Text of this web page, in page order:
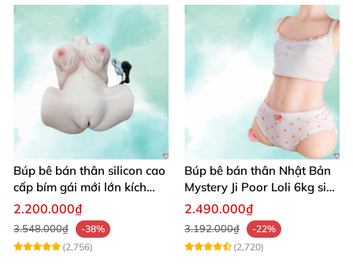
Búp bê bán thân silicon cao
cấp bím gái mới lớn kích
thích
2.200.000₫
3.548.000₫
-38%
(2,756)
Búp bê bán thân Nhật Bản
Mystery Ji Poor Loli 6kg siêu
thực giá tốt
2.490.000₫
3.192.000₫
-22%
(2,720)